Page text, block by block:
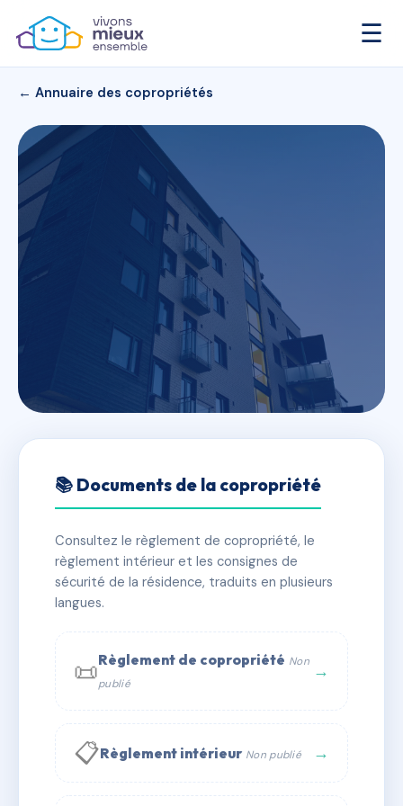
☰
← Annuaire des copropriétés
PARC DES CAPELETTES
⚠ IMMATRICULEE_RATTACHEMENT_EXPIRE
🏠 45 lots
🏗 1 bâtiment(s)
📞 Contacter Syndic Digital 💬 WhatsApp
✉ Email
📚 Documents de la copropriété
Consultez le règlement de copropriété, le
règlement intérieur et les consignes de
sécurité de la résidence, traduits en plusieurs
langues.
📜Règlement de copropriété Non
publié
→
📋Règlement intérieur Non publié →